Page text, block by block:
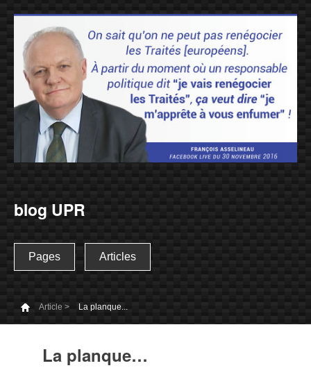
blog UPR
Pages Articles
Article > La planque...
La planque…